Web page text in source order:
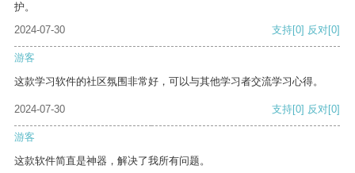
护。
2024-07-30
支持[0] 反对[0]
游客
这款学习软件的社区氛围非常好，可以与其他学习者交流学习心得。
2024-07-30 支持[0] 反对[0]
游客
这款软件简直是神器，解决了我所有问题。